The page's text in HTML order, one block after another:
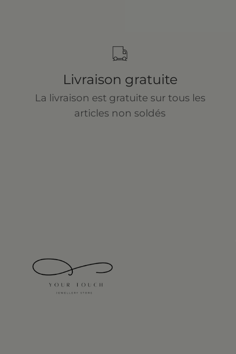
Livraison gratuite
La livraison est gratuite sur tous les
articles non soldés